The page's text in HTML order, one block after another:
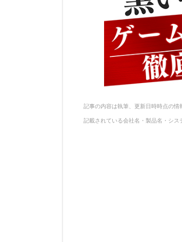
記事の内容は執筆、更新日時時点の情
記載されている会社名・製品名・シス